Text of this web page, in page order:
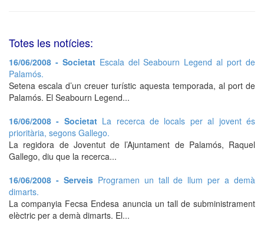
Totes les notícies:
16/06/2008 - Societat Escala del Seabourn Legend al port de
Palamós.
Setena escala d’un creuer turístic aquesta temporada, al port de
Palamós. El Seabourn Legend...
16/06/2008 - Societat La recerca de locals per al jovent és
prioritària, segons Gallego.
La regidora de Joventut de l’Ajuntament de Palamós, Raquel
Gallego, diu que la recerca...
16/06/2008 - Serveis Programen un tall de llum per a demà
dimarts.
La companyia Fecsa Endesa anuncia un tall de subministrament
elèctric per a demà dimarts. El...